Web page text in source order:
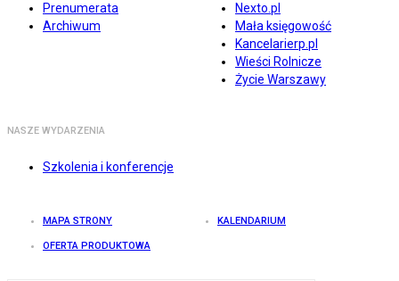
Prenumerata
Archiwum
Nexto.pl
Mała księgowość
Kancelarierp.pl
Wieści Rolnicze
Życie Warszawy
NASZE WYDARZENIA
Szkolenia i konferencje
MAPA STRONY KALENDARIUM
OFERTA PRODUKTOWA